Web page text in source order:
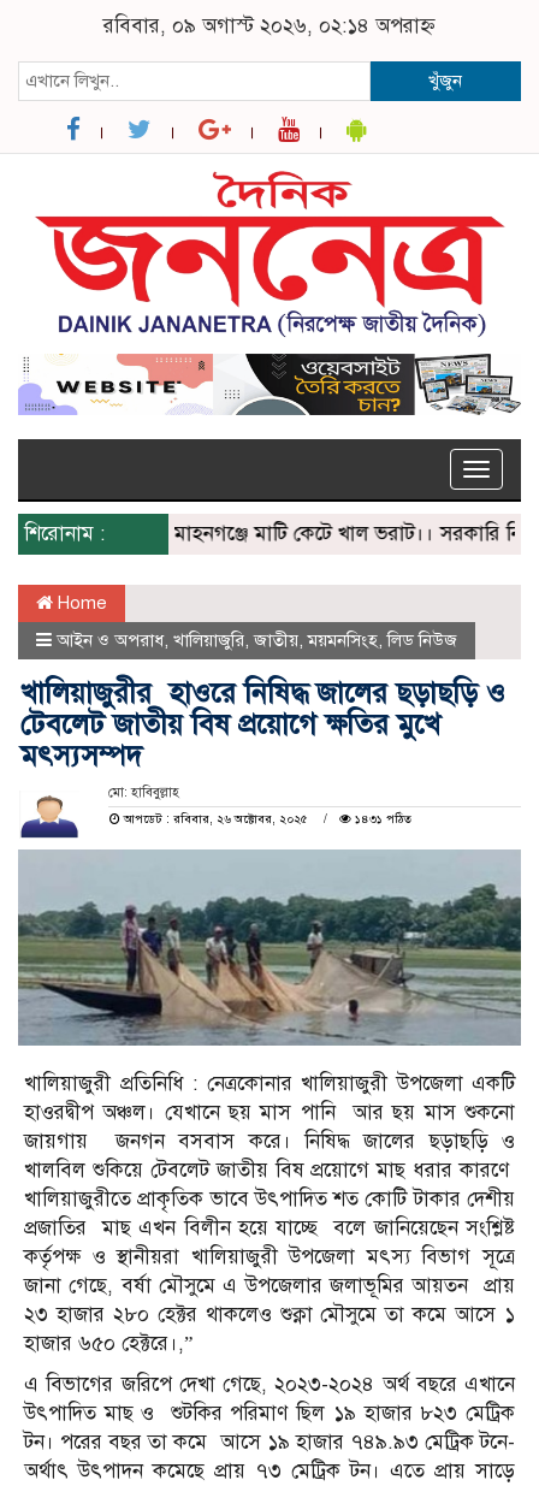
রবিবার, ০৯ অগাস্ট ২০২৬, ০২:১৪ অপরাহ্ন
খুঁজুন
Toggle
শিরোনাম :
মোহনগঞ্জে মাটি কেটে খাল ভরাট।। সরকারি নির্দেশে
Home
আইন ও অপরাধ, খালিয়াজুরি,জাতীয়,ময়মনসিংহ,লিড নিউজ
খালিয়াজুরীর হাওরে নিষিদ্ধ জালের ছড়াছড়ি ও
টেবলেট জাতীয় বিষ প্রয়োগে ক্ষতির মুখে
মৎস্যসম্পদ
মো: হাবিবুল্লাহ
আপডেট : রবিবার, ২৬ অক্টোবর, ২০২৫
১৪৩১ পঠিত
খালিয়াজুরী প্রতিনিধি : নেত্রকোনার খালিয়াজুরী উপজেলা একটি
হাওরদ্বীপ অঞ্চল। যেখানে ছয় মাস পানি আর ছয় মাস শুকনো
জায়গায় জনগন বসবাস করে। নিষিদ্ধ জালের ছড়াছড়ি ও
খালবিল শুকিয়ে টেবলেট জাতীয় বিষ প্রয়োগে মাছ ধরার কারণে
খালিয়াজুরীতে প্রাকৃতিক ভাবে উৎপাদিত শত কোটি টাকার দেশীয়
প্রজাতির মাছ এখন বিলীন হয়ে যাচ্ছে বলে জানিয়েছেন সংশ্লিষ্ট
কর্তৃপক্ষ ও স্থানীয়রা খালিয়াজুরী উপজেলা মৎস্য বিভাগ সূত্রে
জানা গেছে, বর্ষা মৌসুমে এ উপজেলার জলাভূমির আয়তন প্রায়
২৩ হাজার ২৮০ হেক্টর থাকলেও শুক্না মৌসুমে তা কমে আসে ১
হাজার ৬৫০ হেক্টরে।,”
এ বিভাগের জরিপে দেখা গেছে, ২০২৩-২০২৪ অর্থ বছরে এখানে
উৎপাদিত মাছ ও শুটকির পরিমাণ ছিল ১৯ হাজার ৮২৩ মেট্রিক
টন। পরের বছর তা কমে আসে ১৯ হাজার ৭৪৯.৯৩ মেট্রিক টনে-
অর্থাৎ উৎপাদন কমেছে প্রায় ৭৩ মেট্রিক টন। এতে প্রায় সাড়ে